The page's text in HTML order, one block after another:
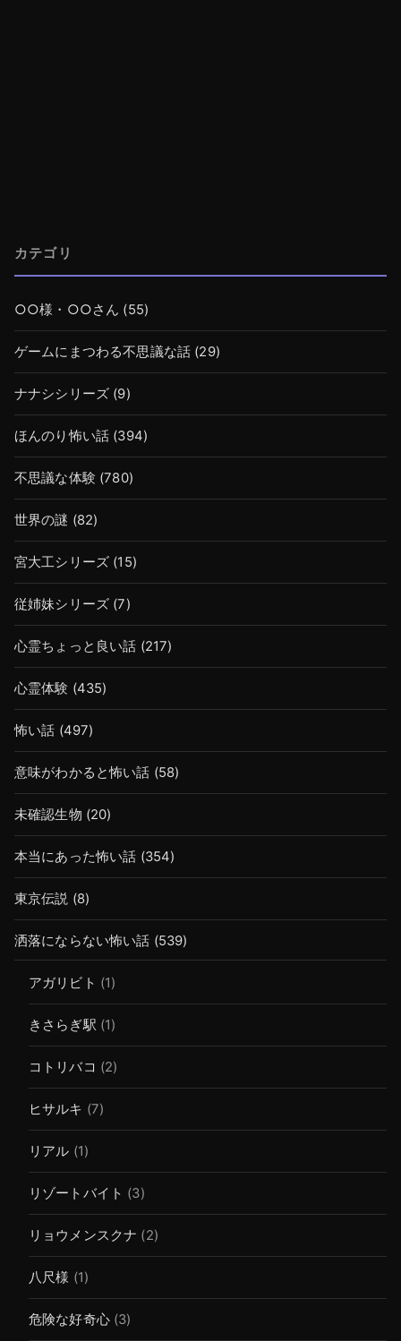
カテゴリ
○○様・○○さん (55)
ゲームにまつわる不思議な話 (29)
ナナシシリーズ (9)
ほんのり怖い話 (394)
不思議な体験 (780)
世界の謎 (82)
宮大工シリーズ (15)
従姉妹シリーズ (7)
心霊ちょっと良い話 (217)
心霊体験 (435)
怖い話 (497)
意味がわかると怖い話 (58)
未確認生物 (20)
本当にあった怖い話 (354)
東京伝説 (8)
洒落にならない怖い話 (539)
アガリビト (1)
きさらぎ駅 (1)
コトリバコ (2)
ヒサルキ (7)
リアル (1)
リゾートバイト (3)
リョウメンスクナ (2)
八尺様 (1)
危険な好奇心(3)